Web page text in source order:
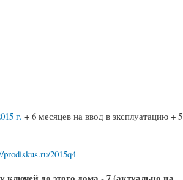
г. + 6 месяцев на ввод в эксплуатацию + 5
prodiskus.ru/2015q4